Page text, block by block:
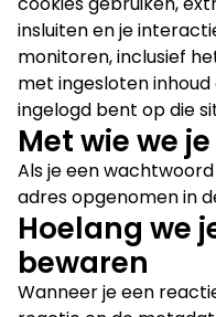
insluiten en je
monitoren, inclusief
met ingesloten
ingelogd bent op die
Met wie we
Als je een
adres opgenomen in
Hoelang we
bewaren
Wanneer je een